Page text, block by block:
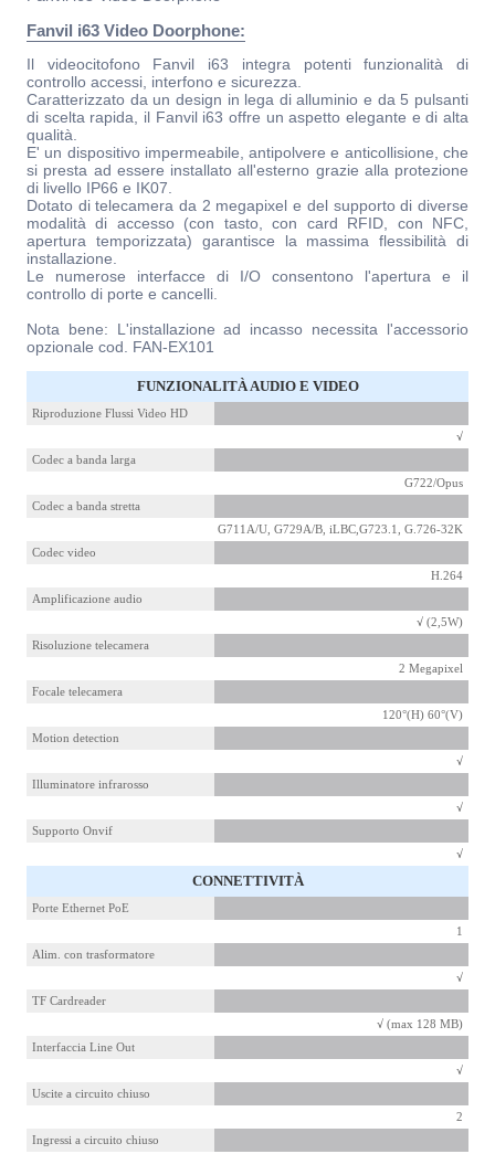
Fanvil i63 Video Doorphone:
Il videocitofono Fanvil i63 integra potenti funzionalità di
controllo accessi, interfono e sicurezza.
Caratterizzato da un design in lega di alluminio e da 5 pulsanti
di scelta rapida, il Fanvil i63 offre un aspetto elegante e di alta
qualità.
E' un dispositivo impermeabile, antipolvere e anticollisione, che
si presta ad essere installato all'esterno grazie alla protezione
di livello IP66 e IK07.
Dotato di telecamera da 2 megapixel e del supporto di diverse
modalità di accesso (con tasto, con card RFID, con NFC,
apertura temporizzata) garantisce la massima flessibilità di
installazione.
Le numerose interfacce di I/O consentono l'apertura e il
controllo di porte e cancelli.
Nota bene: L'installazione ad incasso necessita l'accessorio
opzionale cod. FAN-EX101
FUNZIONALITÀ AUDIO E VIDEO
Riproduzione Flussi Video HD
√
Codec a banda larga
G722/Opus
Codec a banda stretta
G711A/U, G729A/B, iLBC,G723.1, G.726-32K
Codec video
H.264
Amplificazione audio
√ (2,5W)
Risoluzione telecamera
2 Megapixel
Focale telecamera
120°(H) 60°(V)
Motion detection
√
Illuminatore infrarosso
√
Supporto Onvif
√
CONNETTIVITÀ
Porte Ethernet PoE
1
Alim. con trasformatore
√
TF Cardreader
√ (max 128 MB)
Interfaccia Line Out
√
Uscite a circuito chiuso
2
Ingressi a circuito chiuso